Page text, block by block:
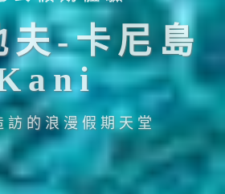
夫-卡尼島
訪的浪漫假期天堂